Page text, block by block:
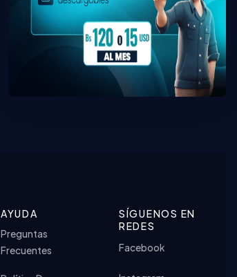
AYUDA
Preguntas
Frecuentes
SÍGUENOS EN
REDES
Facebook